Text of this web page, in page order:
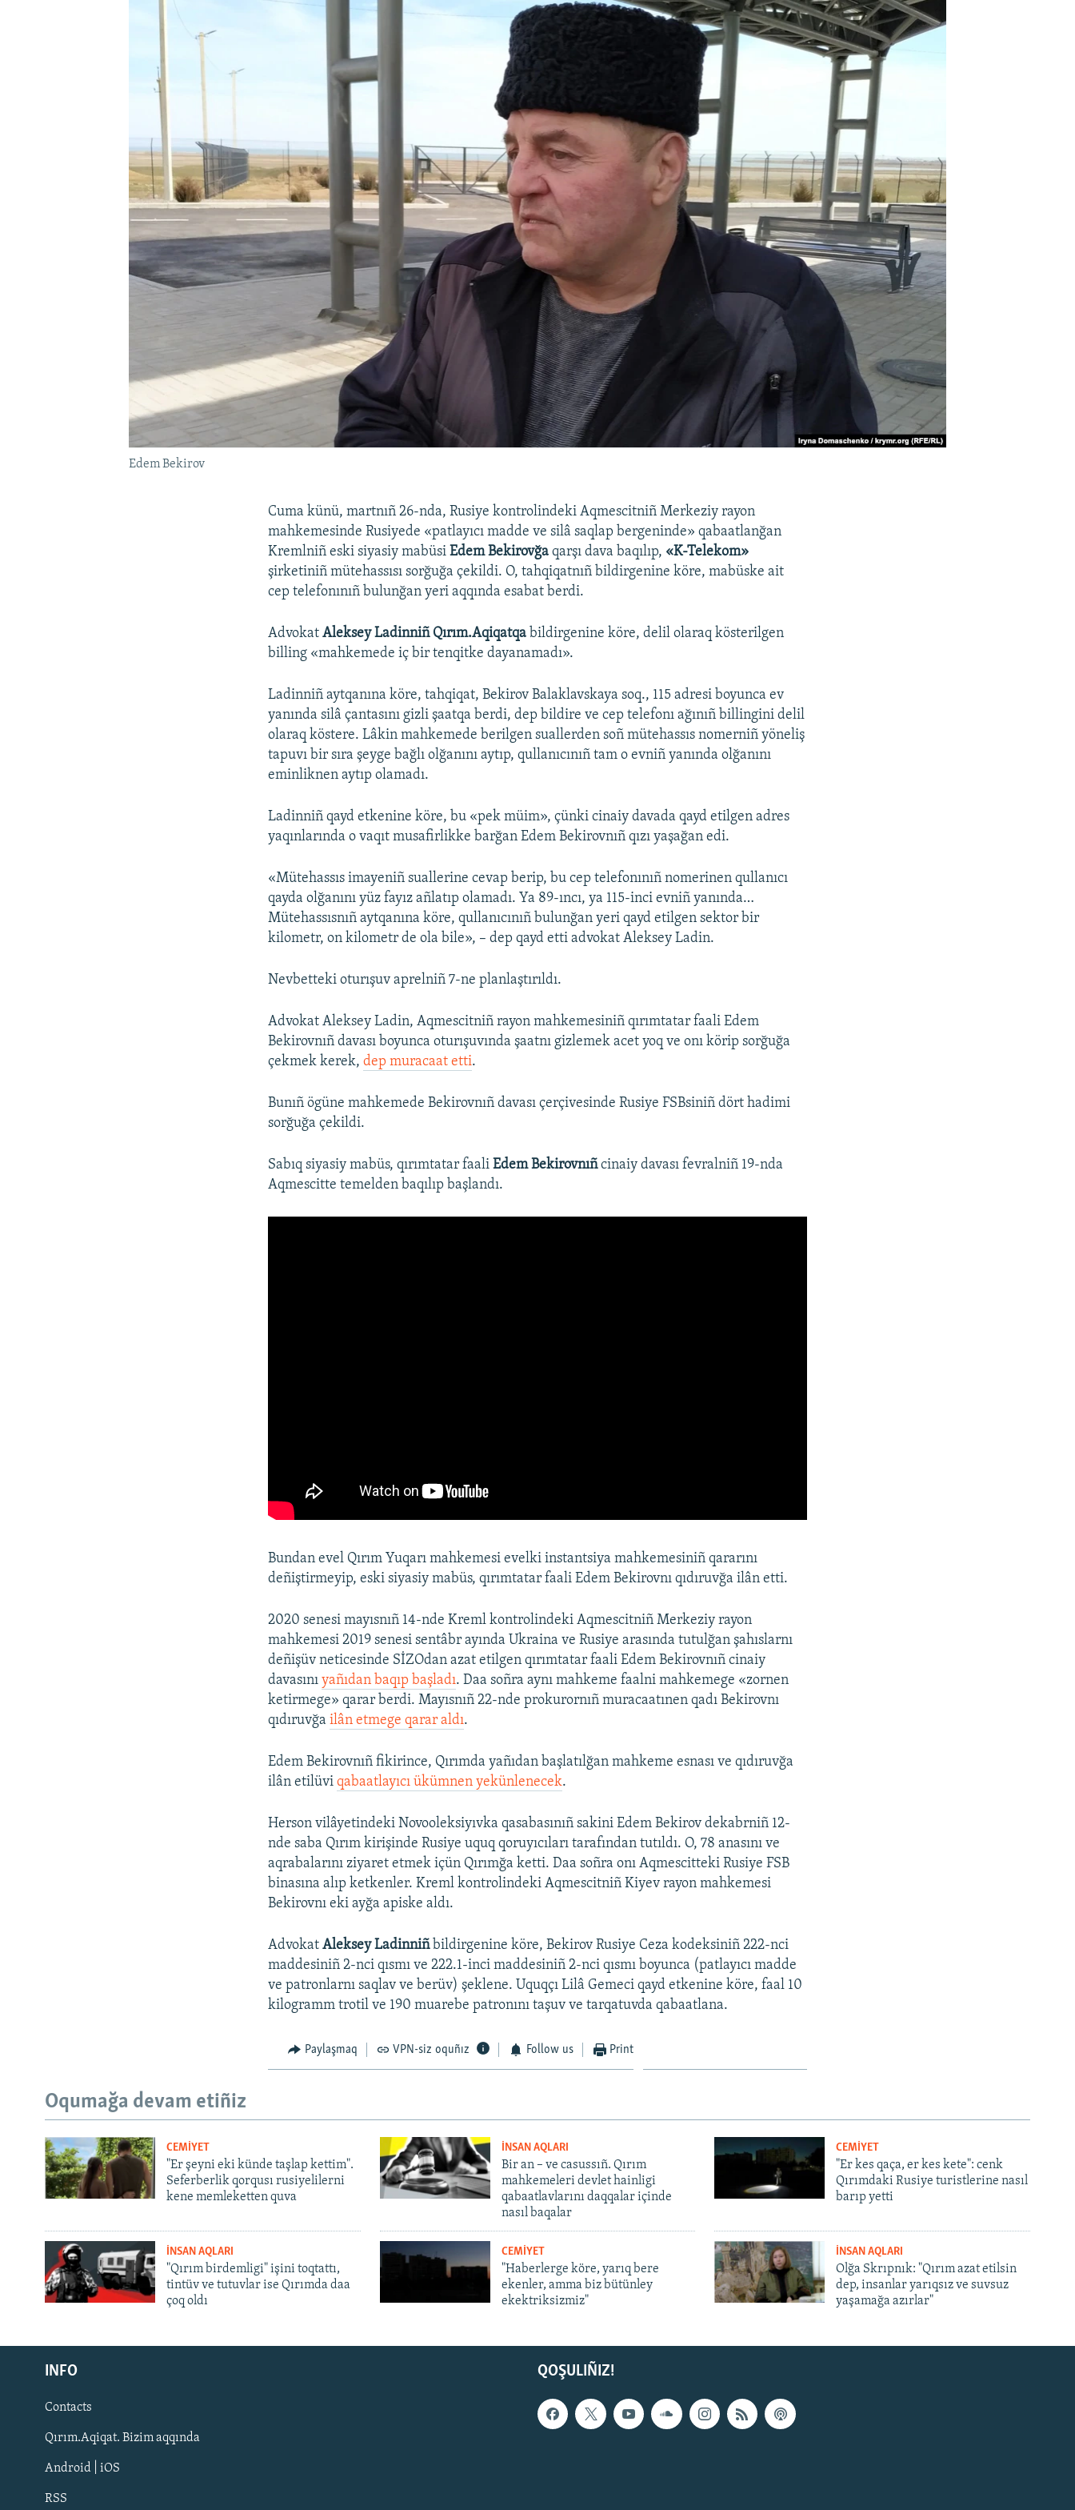
Русский
Українською
QOŞULIÑIZ!
Edem Bekirov
Cuma künü, martnıñ 26-nda, Rusiye kontrolindeki Aqmescitniñ Merkeziy rayon
mahkemesinde Rusiyede «patlayıcı madde ve silâ saqlap bergeninde» qabaatlanğan
Kremlniñ eski siyasiy mabüsi Edem Bekirovğa qarşı dava baqılıp, «K-Telekom»
şirketiniñ mütehassısı sorğuğa çekildi. O, tahqiqatnıñ bildirgenine köre, mabüske ait
cep telefonınıñ bulunğan yeri aqqında esabat berdi.
AdvokatAleksey Ladinniñ Qırım.Aqiqatqa bildirgenine köre, delil olaraq kösterilgen
billing «mahkemede iç bir tenqitke dayanamadı».
Ladinniñ aytqanına köre, tahqiqat, Bekirov Balaklavskaya soq., 115 adresi boyunca ev
yanında silâ çantasını gizli şaatqa berdi, dep bildire ve cep telefonı ağınıñ billingini delil
olaraq köstere. Lâkin mahkemede berilgen suallerden soñ mütehassıs nomerniñ yöneliş
tapuvı bir sıra şeyge bağlı olğanını aytıp, qullanıcınıñ tam o evniñ yanında olğanını
eminliknen aytıp olamadı.
Ladinniñ qayd etkenine köre, bu «pek müim», çünki cinaiy davada qayd etilgen adres
yaqınlarında o vaqıt musafirlikke barğan Edem Bekirovnıñ qızı yaşağan edi.
«Mütehassıs imayeniñ suallerine cevap berip, bu cep telefonınıñ nomerinen qullanıcı
qayda olğanını yüz fayız añlatıp olamadı. Ya 89-ıncı, ya 115-inci evniñ yanında…
Mütehassısnıñ aytqanına köre, qullanıcınıñ bulunğan yeri qayd etilgen sektor bir
kilometr, on kilometr de ola bile», – dep qayd etti advokat Aleksey Ladin.
Nevbetteki oturışuv aprelniñ 7-ne planlaştırıldı.
Advokat Aleksey Ladin, Aqmescitniñ rayon mahkemesiniñ qırımtatar faali Edem
Bekirovnıñ davası boyunca oturışuvında şaatnı gizlemek acet yoq ve onı körip sorğuğa
çekmek kerek,dep muracaat etti.
Bunıñ ögüne mahkemede Bekirovnıñ davası çerçivesinde Rusiye FSBsiniñ dört hadimi
sorğuğa çekildi.
Sabıq siyasiy mabüs, qırımtatar faaliEdem Bekirovnıñcinaiy davası fevralniñ 19-nda
Aqmescitte temelden baqılıp başlandı.
Bundan evel Qırım Yuqarı mahkemesi evelki instantsiya mahkemesiniñ qararını
deñiştirmeyip, eski siyasiy mabüs, qırımtatar faali Edem Bekirovnı qıdıruvğa ilân etti.
2020 senesi mayısnıñ 14-nde Kreml kontrolindeki Aqmescitniñ Merkeziy rayon
mahkemesi 2019 senesi sentâbr ayında Ukraina ve Rusiye arasında tutulğan şahıslarnı
deñişüv neticesinde SİZOdan azat etilgen qırımtatar faali Edem Bekirovnıñ cinaiy
davasınıyañıdan baqıp başladı. Daa soñra aynı mahkeme faalni mahkemege «zornen
ketirmege» qarar berdi. Mayısnıñ 22-nde prokurornıñ muracaatınen qadı Bekirovnı
qıdıruvğailân etmege qarar aldı.
Edem Bekirovnıñ fikirince, Qırımda yañıdan başlatılğan mahkeme esnası ve qıdıruvğa
ilân etilüviqabaatlayıcı ükümnen yekünlenecek.
Herson vilâyetindeki Novooleksiyıvka qasabasınıñ sakini Edem Bekirov dekabrniñ 12-
nde saba Qırım kirişinde Rusiye uquq qoruyıcıları tarafından tutıldı. O, 78 anasını ve
aqrabalarını ziyaret etmek içün Qırımğa ketti. Daa soñra onı Aqmescitteki Rusiye FSB
binasına alıp ketkenler. Kreml kontrolindeki Aqmescitniñ Kiyev rayon mahkemesi
Bekirovnı eki ayğa apiske aldı.
AdvokatAleksey Ladinniñbildirgenine köre, Bekirov Rusiye Ceza kodeksiniñ 222-nci
maddesiniñ 2-nci qısmı ve 222.1-inci maddesiniñ 2-nci qısmı boyunca (patlayıcı madde
ve patronlarnı saqlav ve berüv) şeklene. Uquqçı Lilâ Gemeci qayd etkenine köre, faal 10
kilogramm trotil ve 190 muarebe patronını taşuv ve tarqatuvda qabaatlana.
Paylaşmaq VPN-siz oquñız Follow us Print
Oqumağa devam etiñiz
CEMİYET
"Er şeyni eki künde taşlap kettim".
Seferberlik qorqusı rusiyelilerni
kene memleketten quva
İNSAN AQLARI
Bir an – ve casussıñ. Qırım
mahkemeleri devlet hainligi
qabaatlavlarını daqqalar içinde
nasıl baqalar
CEMİYET
"Er kes qaça, er kes kete": cenk
Qırımdaki Rusiye turistlerine nasıl
barıp yetti
İNSAN AQLARI
"Qırım birdemligi" işini toqtattı,
tintüv ve tutuvlar ise Qırımda daa
çoq oldı
CEMİYET
"Haberlerge köre, yarıq bere
ekenler, amma biz bütünley
ekektriksizmiz"
İNSAN AQLARI
Olğa Skrıpnık: "Qırım azat etilsin
dep, insanlar yarıqsız ve suvsuz
yaşamağa azırlar"
QOŞULIÑIZ!
INFO
Contacts
Qırım.Aqiqat. Bizim aqqında
Android | iOS
RSS